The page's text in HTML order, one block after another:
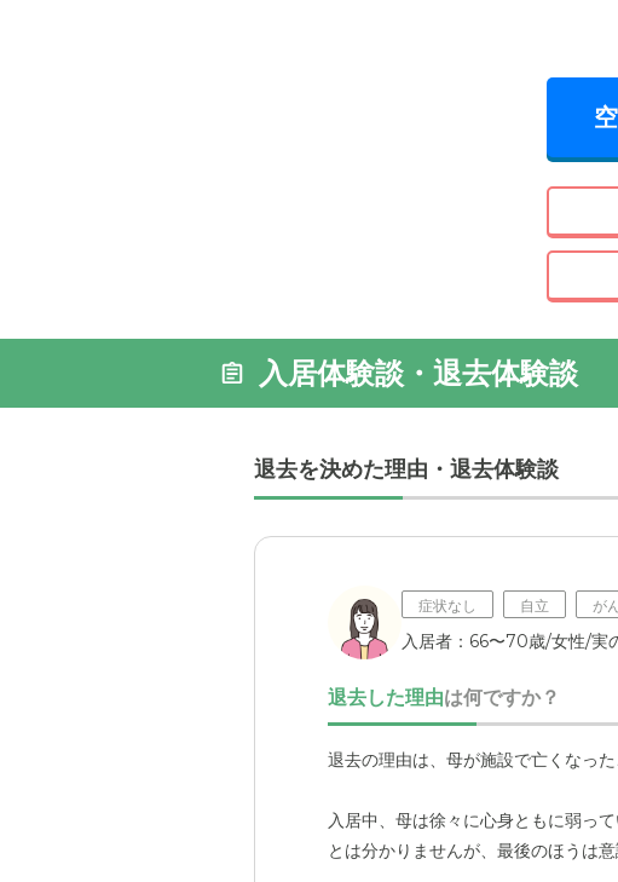
入居体験談・退去体験談
退去を決めた理由・退去体験談
症状なし 自立 が
入居者：66〜70歳/女性/実
退去した理由は何ですか？
退去の理由は、母が施設で亡くなった
入居中、母は徐々に心身ともに弱っ
とは分かりませんが、最後のほうは